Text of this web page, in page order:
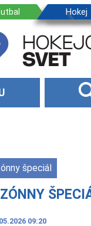
špeciál
09:20